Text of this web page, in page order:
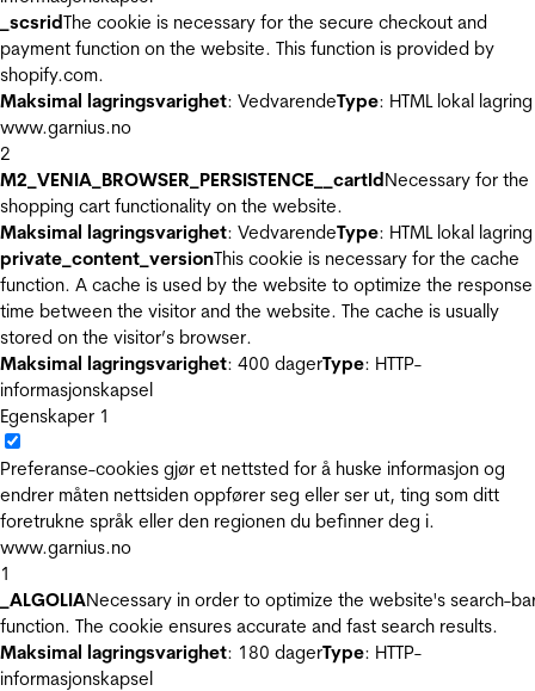
_scsridThe cookie is necessary for the secure checkout and
payment function on the website. This function is provided by
shopify.com.
Maksimal lagringsvarighet: VedvarendeType: HTML lokal lagring
www.garnius.no
2
M2_VENIA_BROWSER_PERSISTENCE__cartIdNecessary for the
shopping cart functionality on the website.
Maksimal lagringsvarighet: VedvarendeType: HTML lokal lagring
private_content_versionThis cookie is necessary for the cache
function. A cache is used by the website to optimize the response
time between the visitor and the website. The cache is usually
stored on the visitor’s browser.
Maksimal lagringsvarighet: 400 dagerType: HTTP-
informasjonskapsel
Egenskaper 1
Preferanse-cookies gjør et nettsted for å huske informasjon og
endrer måten nettsiden oppfører seg eller ser ut, ting som ditt
foretrukne språk eller den regionen du befinner deg i.
www.garnius.no
1
_ALGOLIANecessary in order to optimize the website's search-
function. The cookie ensures accurate and fast search results.
Maksimal lagringsvarighet: 180 dagerType: HTTP-
informasjonskapsel